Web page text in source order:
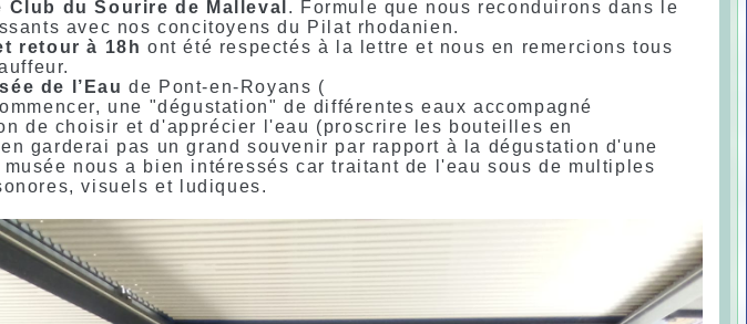
du Sourire de Malleval . Formule que nous reconduirons dans le
avec nos concitoyens du Pilat rhodanien.
retour à 18h ont été respectés à la lettre et nous en remercions tous
de l’Eau de Pont-en-Royans (
une "dégustation" de différentes eaux accompagné
de choisir et d'apprécier l'eau (proscrire les bouteilles en
garderai pas un grand souvenir par rapport à la dégustation d'une
nous a bien intéressés car traitant de l'eau sous de multiples
visuels et ludiques.